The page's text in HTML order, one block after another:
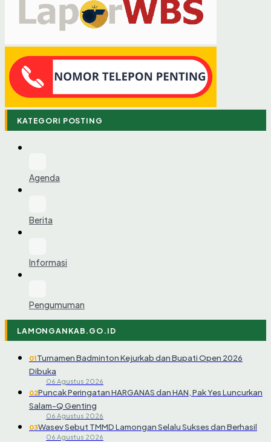
KATEGORI POSTING
Agenda
Berita
Informasi
Pengumuman
LAMONGANKAB.GO.ID
01Turnamen Badminton Kejurkab dan Bupati Open 2026
Dibuka
06 Agustus 2026
02Puncak Peringatan HARGANAS dan HAN, Pak Yes Luncurkan
Salam-Q Genting
06 Agustus 2026
03Wasev Sebut TMMD Lamongan Selalu Sukses dan Berhasil
06 Agustus 2026